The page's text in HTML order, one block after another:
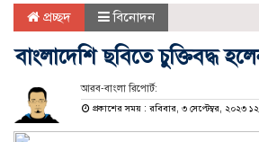
প্রচ্ছদ বিনোদন
বাংলাদেশি ছবিতে চুক্তিবদ্ধ
আরব-বাংলা রিপোর্ট:
প্রকাশের সময় : রবিবার, ৩ সেপ্টেম্বর, ২০২৩